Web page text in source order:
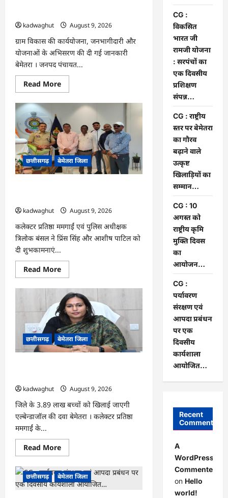
गहन
की…
kadwaghut
August 9, 2026
ग्राम विकास की कार्ययोजना, जनभागीदारी और
योजनाओं के अभिसरण की दी गई जानकारी
बेमेतरा । जनपद पंचायत...
Read MoreRead
more
CG
भारत
जी
रामजी
योजना
:
सरपंचों
का
एक
छत्तीसगढ़ बेमेतरा जिला
kadwaghut
August 9, 2026
कलेक्टर प्रतिष्ठा ममगाईं एवं पुलिस अधीक्षक
त्रिलोक बंसल ने प्रिंस सिंह और आशीष पाटिल को
दी शुभकामनाएं...
Read MoreRead
more
CG
:
राष्ट्रीय
स्तर
पर
बेमेतरा
का
गौरव
बढ़ाने
वाले
छत्तीसगढ़ बेमेतरा जिला
kadwaghut
August 9, 2026
जिले के 3.89 लाख बच्चों को खिलाई जाएगी
एल्बेन्डाजॉल की दवा बेमेतरा । कलेक्टर प्रतिष्ठा
ममगाईं के...
Read MoreRead
more
CG
:
10
अगस्त
छत्तीसगढ़ बेमेतरा जिला
CG :
विकसित
भारत जी
रामजी योजना
: सरपंचों का
एक दिवसीय
प्रशिक्षण
संपन्न…
CG : राष्ट्रीय
स्तर पर बेमेतरा
का गौरव
बढ़ाने वाले
उत्कृष्ट
खिलाड़ियों का
सम्मान…
CG : 10
अगस्त को
राष्ट्रीय कृमि
मुक्ति दिवस
का
आयोजन…
CG :
पर्यावरण
संरक्षण एवं
आपदा प्रबंधन
पर एक
दिवसीय
कार्यशाला
आयोजित…
Recent
Comments
A
WordPress
Commenter
on Hello
world!